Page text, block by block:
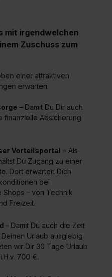
mit irgendwelchen
Zuschuss zum
einer attraktiven
erwarten:
– Damit Du Dir auch
finanzielle Absicherung
Vorteilsportal – Als
Du Zugang zu einer
Dort erwarten Dich
bei
Shops – von Technik
Freizeit.
– Damit Du auch die Zeit
Urlaub ausgiebig
wir Dir 30 Tage Urlaub
700 €.